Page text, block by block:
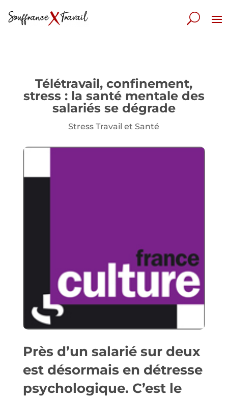
Télétravail, confinement,
stress : la santé mentale des
salariés se dégrade
Stress Travail et Santé
Près d’un salarié sur deux
est désormais en détresse
psychologique. C’est le